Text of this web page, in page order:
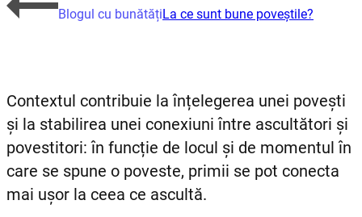
Blogul cu bunătățiLa ce sunt bune poveștile?
Contextul contribuie la înțelegerea unei povești
și la stabilirea unei conexiuni între ascultători și
povestitori: în funcție de locul și de momentul în
care se spune o poveste, primii se pot conecta
mai ușor la ceea ce ascultă.